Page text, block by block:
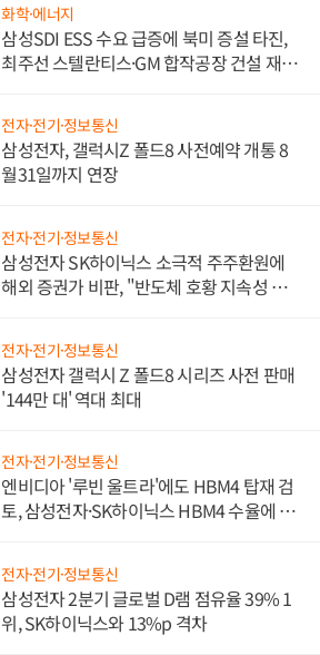
화학·에너지
삼성SDI ESS 수요 급증에 북미 증설 타진,
최주선 스텔란티스·GM 합작공장 건설 재추
전자·전기·정보통신
삼성전자, 갤럭시Z 폴드8 사전예약 개통 8
월31일까지 연장
전자·전기·정보통신
삼성전자 SK하이닉스 소극적 주주환원에
해외 증권가 비판, "반도체 호황 지속성 의
전자·전기·정보통신
삼성전자 갤럭시 Z 폴드8 시리즈 사전 판매
'144만 대' 역대 최대
전자·전기·정보통신
엔비디아 '루빈 울트라'에도 HBM4 탑재 검
토, 삼성전자·SK하이닉스 HBM4 수율에 주
전자·전기·정보통신
삼성전자 2분기 글로벌 D램 점유율 39% 1
위, SK하이닉스와 13%p 격차